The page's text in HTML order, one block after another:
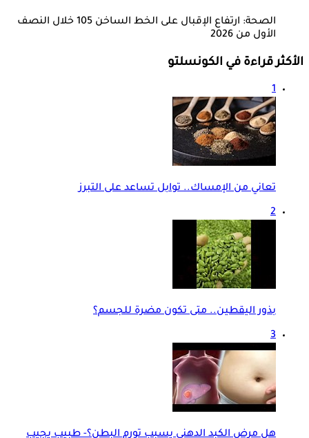
الصحة: ارتفاع الإقبال على الخط الساخن 105 خلال النصف
الأول من 2026
الأكثر قراءة في الكونسلتو
1
تعاني من الإمساك.. توابل تساعد على التبرز
2
بذور اليقطين.. متى تكون مضرة للجسم؟
3
هل مرض الكبد الدهني يسبب تورم البطن؟- طبيب يجيب